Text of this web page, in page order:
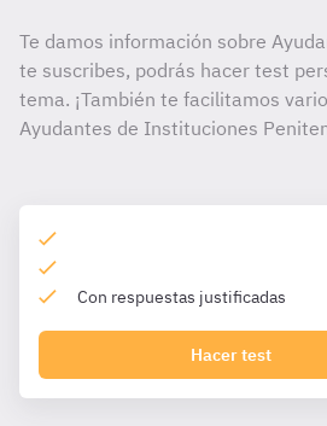
Te damos información sobre
te suscribes, podrás hacer test
tema. ¡También te facilitamos
Ayudantes de Instituciones
Con respuestas justificadas
Hacer test